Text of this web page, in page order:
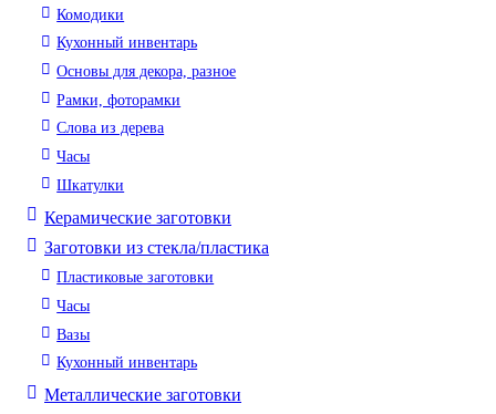
Комодики
Кухонный инвентарь
Основы для декора, разное
Рамки, фоторамки
Слова из дерева
Часы
Шкатулки
Керамические заготовки
Заготовки из стекла/пластика
Пластиковые заготовки
Часы
Вазы
Кухонный инвентарь
Металлические заготовки